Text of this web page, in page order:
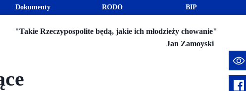
"Takie Rzeczypospolite będą, jakie ich młodzieży chowanie"
BIP
RODO
Dokumenty
Jan Zamoyski